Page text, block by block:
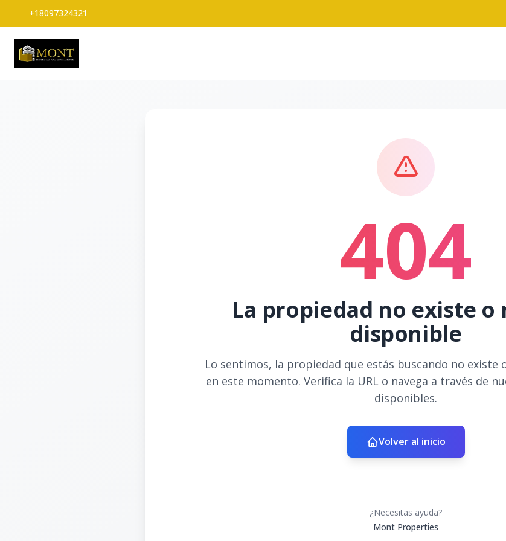
+18097324321
404
La propiedad no existe o
disponible
Lo sentimos, la propiedad que estás buscando no existe
en este momento. Verifica la URL o navega a través de
disponibles.
Volver al inicio
¿Necesitas ayuda?
Mont Properties